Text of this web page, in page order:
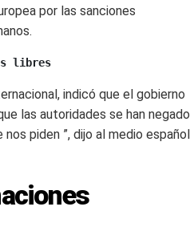
por las sanciones
libres
indicó que el gobierno
las autoridades se han negado
piden ”, dijo al medio español